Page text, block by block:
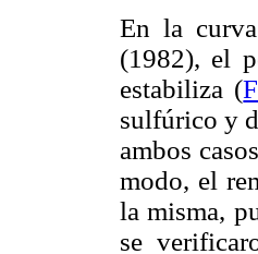
En la
(1982), el
estabiliza (
sulfúrico y
ambos
modo, el
la misma,
se